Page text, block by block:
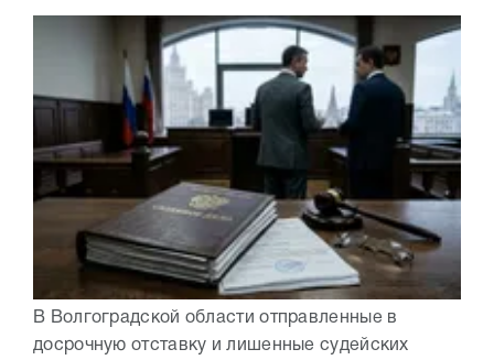
В Волгоградской области отправленные в
досрочную отставку и лишенные судейских